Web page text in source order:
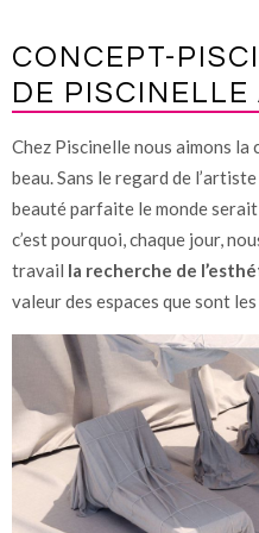
CONCEPT-
DE PISCINELLE
Chez Piscinelle nous aimons la
beau. Sans le regard de
beauté parfaite le monde
c’est pourquoi, chaque jour,
travail la recherche de
valeur des espaces que sont